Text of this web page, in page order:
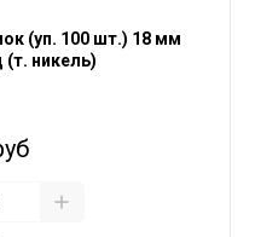
(уп. 100 шт.) 18 мм
никель)